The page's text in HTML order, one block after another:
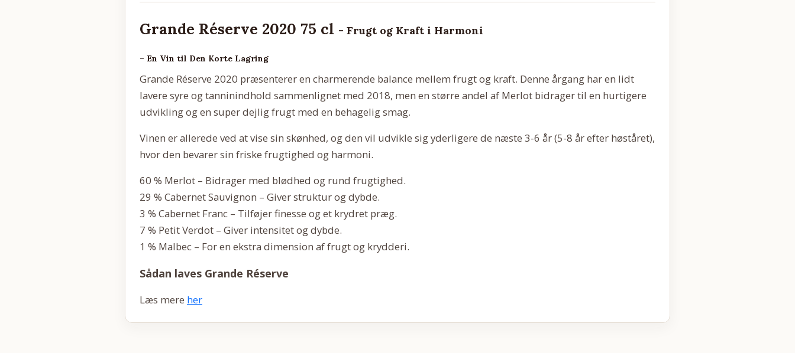
Grande Réserve 2020 75 cl - Frugt og Kraft i Harmoni
– En Vin til Den Korte Lagring
Grande Réserve 2020 præsenterer en charmerende balance mellem frugt og kraft. Denne årgang har en lidt
lavere syre og tanninindhold sammenlignet med 2018, men en større andel af Merlot bidrager til en hurtigere
udvikling og en super dejlig frugt med en behagelig smag.
Vinen er allerede ved at vise sin skønhed, og den vil udvikle sig yderligere de næste 3-6 år (5-8 år efter høståret),
hvor den bevarer sin friske frugtighed og harmoni.
60 % Merlot – Bidrager med blødhed og rund frugtighed.
29 % Cabernet Sauvignon – Giver struktur og dybde.
3 % Cabernet Franc – Tilføjer finesse og et krydret præg.
7 % Petit Verdot – Giver intensitet og dybde.
1 % Malbec – For en ekstra dimension af frugt og krydderi.
Sådan laves Grande Réserve
Læs mere her